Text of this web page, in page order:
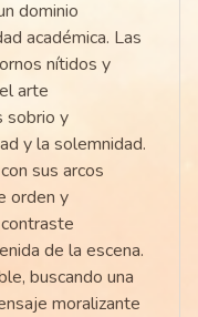
dominio
académica. Las
nítidos y
arte
sobrio y
y la solemnidad.
sus arcos
orden y
de la escena.
buscando una
moralizante